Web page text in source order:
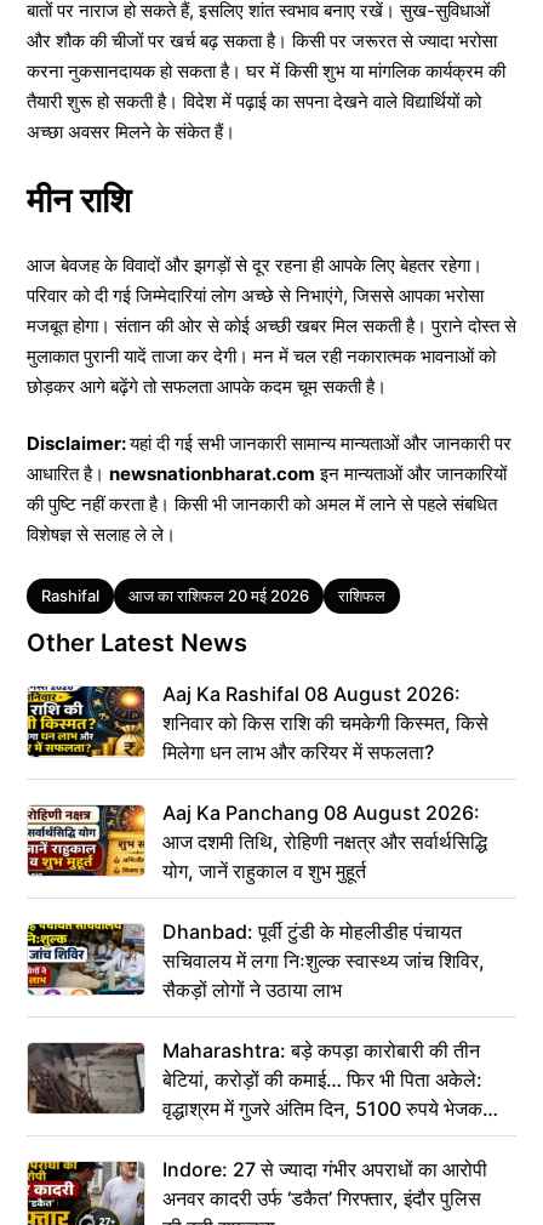
बातों पर नाराज हो सकते हैं, इसलिए शांत स्वभाव बनाए रखें। सुख-सुविधाओं
और शौक की चीजों पर खर्च बढ़ सकता है। किसी पर जरूरत से ज्यादा भरोसा
करना नुकसानदायक हो सकता है। घर में किसी शुभ या मांगलिक कार्यक्रम की
तैयारी शुरू हो सकती है। विदेश में पढ़ाई का सपना देखने वाले विद्यार्थियों को
अच्छा अवसर मिलने के संकेत हैं।
मीन राशि
आज बेवजह के विवादों और झगड़ों से दूर रहना ही आपके लिए बेहतर रहेगा।
परिवार को दी गई जिम्मेदारियां लोग अच्छे से निभाएंगे, जिससे आपका भरोसा
मजबूत होगा। संतान की ओर से कोई अच्छी खबर मिल सकती है। पुराने दोस्त से
मुलाकात पुरानी यादें ताजा कर देगी। मन में चल रही नकारात्मक भावनाओं को
छोड़कर आगे बढ़ेंगे तो सफलता आपके कदम चूम सकती है।
Disclaimer:यहां दी गई सभी जानकारी सामान्य मान्यताओं और जानकारी पर
आधारित है। newsnationbharat.com इन मान्यताओं और जानकारियों
की पुष्टि नहीं करता है। किसी भी जानकारी को अमल में लाने से पहले संबधित
विशेषज्ञ से सलाह ले ले।
Tags
Rashifal आज का राशिफल 20 मई 2026 राशिफल
Other Latest News
Aaj Ka Rashifal 08 August 2026:
शनिवार को किस राशि की चमकेगी किस्मत, किसे
मिलेगा धन लाभ और करियर में सफलता?
Aaj Ka Panchang 08 August 2026:
आज दशमी तिथि, रोहिणी नक्षत्र और सर्वार्थसिद्धि
योग, जानें राहुकाल व शुभ मुहूर्त
Dhanbad: पूर्वी टुंडी के मोहलीडीह पंचायत
सचिवालय में लगा निःशुल्क स्वास्थ्य जांच शिविर,
सैकड़ों लोगों ने उठाया लाभ
Maharashtra: बड़े कपड़ा कारोबारी की तीन
बेटियां, करोड़ों की कमाई… फिर भी पिता अकेले:
वृद्धाश्रम में गुजरे अंतिम दिन, 5100 रुपये भेजकर
कहा– अंतिम संस्कार कर दीजिए हम नहीं आ पाएंगे
Indore: 27 से ज्यादा गंभीर अपराधों का आरोपी
अनवर कादरी उर्फ ‘डकैत’ गिरफ्तार, इंदौर पुलिस